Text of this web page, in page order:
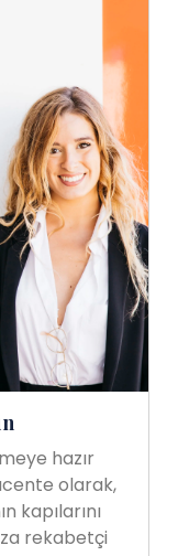
hazır
olarak,
kapılarını
rekabetçi